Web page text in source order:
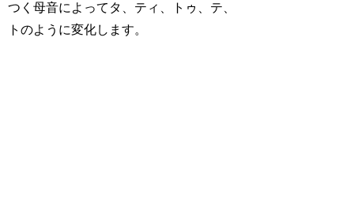
つく母音によってタ、ティ、トゥ、テ、
トのように変化します。